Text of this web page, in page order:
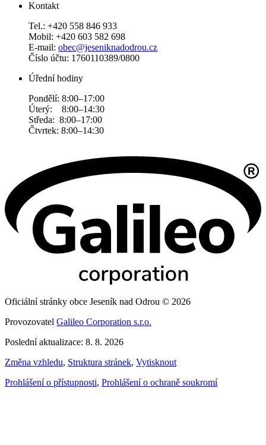
Kontakt
Tel.: +420 558 846 933
Mobil: +420 603 582 698
E-mail: obec@jeseniknadodrou.cz
Číslo účtu: 1760110389/0800
Úřední hodiny
Pondělí: 8:00–17:00
Úterý: 8:00–14:30
Středa: 8:00–17:00
Čtvrtek: 8:00–14:30
Oficiální stránky obce Jeseník nad Odrou © 2026
Provozovatel Galileo Corporation s.r.o.
Poslední aktualizace: 8. 8. 2026
Změna vzhledu, Struktura stránek, Vytisknout
Prohlášení o přístupnosti, Prohlášení o ochraně soukromí